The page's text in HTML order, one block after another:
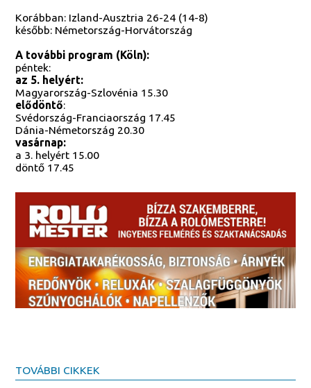
Korábban: Izland-Ausztria 26-24 (14-8)
később: Németország-Horvátország
A további program (Köln):
péntek:
az 5. helyért:
Magyarország-Szlovénia 15.30
elődöntő:
Svédország-Franciaország 17.45
Dánia-Németország 20.30
vasárnap:
a 3. helyért 15.00
döntő 17.45
TOVÁBBI CIKKEK